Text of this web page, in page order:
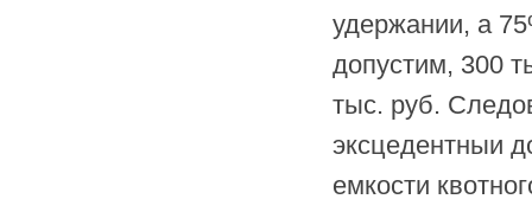
удержании, а
допустим, 300
тыс. руб.
эксцедентныи
емкости